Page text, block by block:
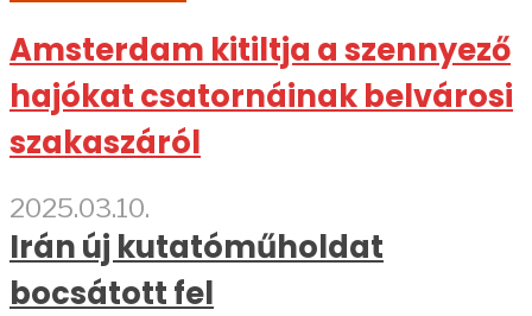
Amsterdam kitiltja a szennyező
hajókat csatornáinak belvárosi
szakaszáról
2025.03.10.
Irán új kutatóműholdat
bocsátott fel